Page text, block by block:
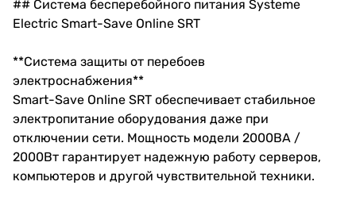
## Система бесперебойного питания Systeme
Electric Smart-Save Online SRT
**Система защиты от перебоев
электроснабжения**
Smart-Save Online SRT обеспечивает стабильное
электропитание оборудования даже при
отключении сети. Мощность модели 2000ВА /
2000Вт гарантирует надежную работу серверов,
компьютеров и другой чувствительной техники.